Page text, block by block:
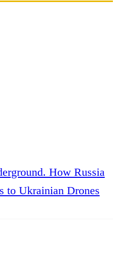
How Russia
to Ukrainian Drones